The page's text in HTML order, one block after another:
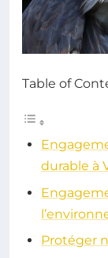
Table of
durable à
Protéger